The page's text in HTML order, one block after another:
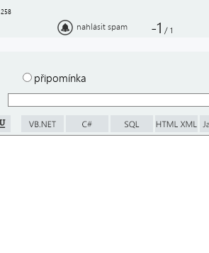
258
nahlásit spam -1 / 1
připomínka